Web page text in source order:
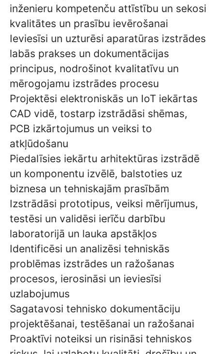
inženieru kompetenču attīstību un sekosi
kvalitātes un prasību ievērošanai
Ieviesīsi un uzturēsi aparatūras izstrādes
labās prakses un dokumentācijas
principus, nodrošinot kvalitatīvu un
mērogojamu izstrādes procesu
Projektēsi elektroniskās un IoT iekārtas
CAD vidē, tostarp izstrādāsi shēmas,
PCB izkārtojumus un veiksi to
atkļūdošanu
Piedalīsies iekārtu arhitektūras izstrādē
un komponentu izvēlē, balstoties uz
biznesa un tehniskajām prasībām
Izstrādāsi prototipus, veiksi mērījumus,
testēsi un validēsi ierīču darbību
laboratorijā un lauka apstākļos
Identificēsi un analizēsi tehniskās
problēmas izstrādes un ražošanas
procesos, ierosināsi un ieviesīsi
uzlabojumus
Sagatavosi tehnisko dokumentāciju
projektēšanai, testēšanai un ražošanai
Proaktīvi noteiksi un risināsi tehniskos